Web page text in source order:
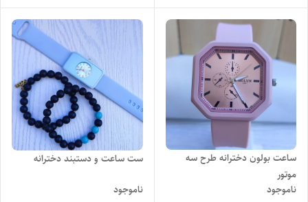
ساعت بولون دخترانه طرح سه
موتور
ناموجود
ست ساعت و دستبند دخترانه
ناموجود